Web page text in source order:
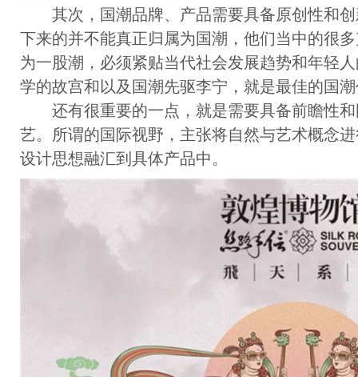
其次，国潮品牌、产品需要具备原创性和创
下来的并不能真正归属为国潮，他们当中的很
为一股潮，必须紧贴当代社会发展趋势和年轻
学的故宫和以及国潮先驱李宁，就是最佳的国
还有很重要的一点，就是需要具备前瞻性和
艺。所谓的国际视野，主张将自然与艺术概念
设计思想融汇到具体产品中。